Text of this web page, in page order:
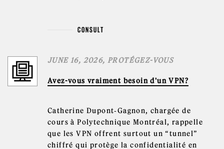
CONSULT
JUNE 16, 2026, PROTÉGEZ-VOUS
Avez-vous vraiment besoin d'un VPN?
Catherine Dupont‑Gagnon, chargée de
cours à Polytechnique Montréal, rappelle
que les VPN offrent surtout un “tunnel”
chiffré qui protège la confidentialité en